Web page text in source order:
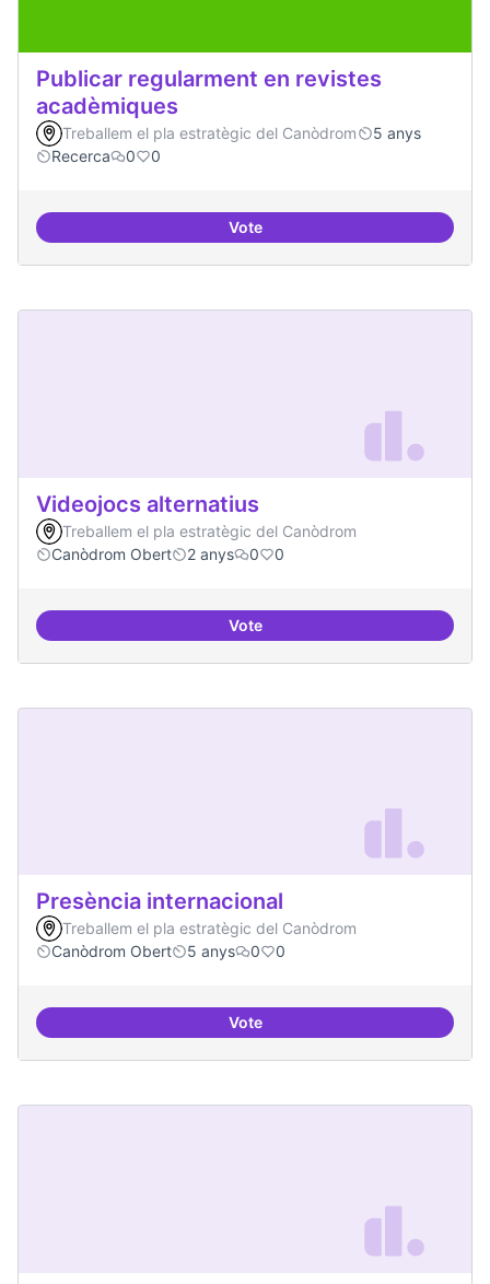
Publicar regularment en revistes
acadèmiques
Treballem el pla estratègic del Canòdrom
5 anys
Recerca
0 0
VotePublicar regularment en
Videojocs alternatius
Treballem el pla estratègic del Canòdrom
Canòdrom Obert
2 anys 0 0
VoteVideojocs alternatius
Presència internacional
Treballem el pla estratègic del Canòdrom
Canòdrom Obert
5 anys 0 0
VotePresència internacional